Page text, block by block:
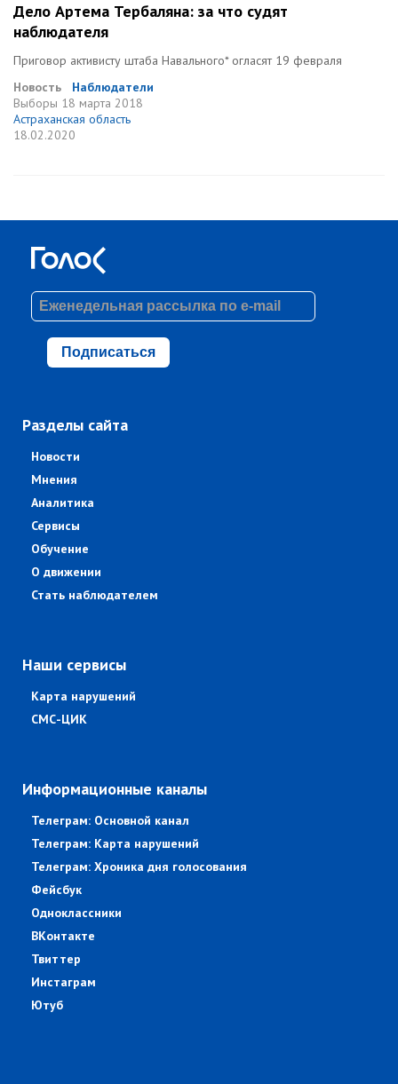
Дело Артема Тербаляна: за что судят
наблюдателя
Приговор активисту штаба Навального* огласят 19 февраля
Новость
Наблюдатели
Выборы 18 марта 2018
Астраханская область
18.02.2020
Подписаться
Разделы сайта
Новости
Мнения
Аналитика
Сервисы
Обучение
О движении
Стать наблюдателем
Наши сервисы
Карта нарушений
СМС-ЦИК
Информационные каналы
Телеграм: Основной канал
Телеграм: Карта нарушений
Телеграм: Хроника дня голосования
Фейсбук
Одноклассники
ВКонтакте
Твиттер
Инстаграм
Ютуб